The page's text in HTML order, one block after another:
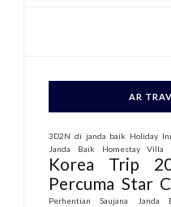
AR
3D2N di janda baik Holiday
Janda Baik
Homestay Villa
Korea Trip
Percuma Star
Perhentian
Saujana Janda